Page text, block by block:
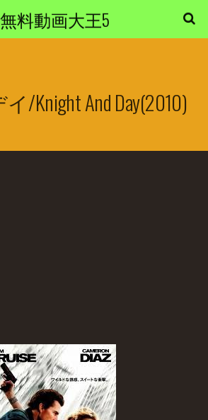
料動画大王5
/Knight And Day(2010)